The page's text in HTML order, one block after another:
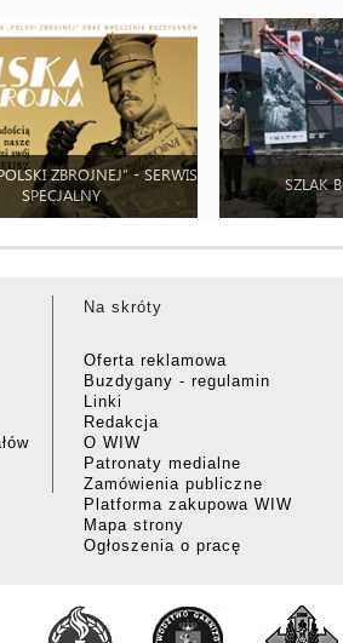
ZBROJNEJ” - SERWIS
SPECJALNY
SZLAK
Na skróty
Oferta reklamowa
Buzdygany - regulamin
Linki
Redakcja
O WIW
Patronaty medialne
Zamówienia publiczne
Platforma zakupowa WIW
Mapa strony
Ogłoszenia o pracę